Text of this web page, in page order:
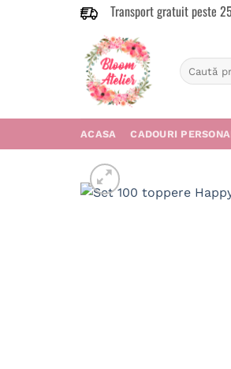
Transport gratuit peste
Caută
după:
ACASA CADOURI